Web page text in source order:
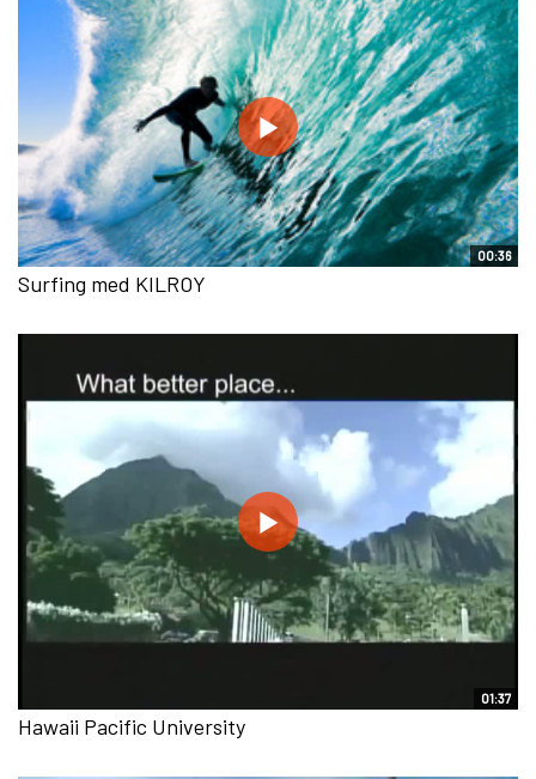
00:36
Surfing med KILROY
01:37
Hawaii Pacific University